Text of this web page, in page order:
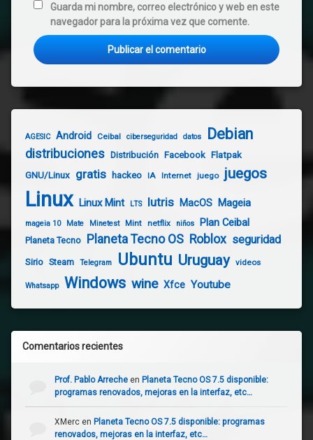
Guarda mi nombre, correo electrónico y web en este
navegador para la próxima vez que comente.
AGESIC Android Ceibal ciberseguridad datos Debian
distribuciones Distribución Facebook Flatpak
GNU/Linux gratis hackeo IA Internet juego juegos
Linux Linux Mint LTS lutris MacOS Mageia
mageia 10 Mate Minetest Mint netflix niños Plan Ceibal
Planeta Tecno Planeta Tecno OS Roblox seguridad
Sirio Steam Telegram Ubuntu Uruguay videos
Whatsapp Windows wine Xfce Youtube
Comentarios recientes
Prof. Pablo Arrecheen Planeta Tecno OS 7.5 disponible:
programas renovados, mejoras en la interfaz, etc…
XMercen Planeta Tecno OS 7.5 disponible: programas
renovados, mejoras en la interfaz, etc…